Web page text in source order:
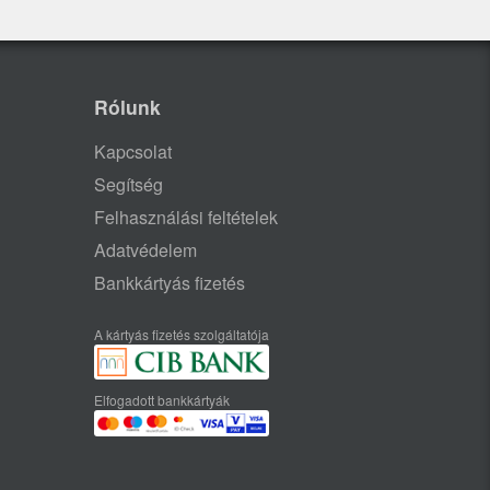
Rólunk
Kapcsolat
Segítség
Felhasználási feltételek
Adatvédelem
Bankkártyás fizetés
A kártyás fizetés szolgáltatója
Elfogadott bankkártyák